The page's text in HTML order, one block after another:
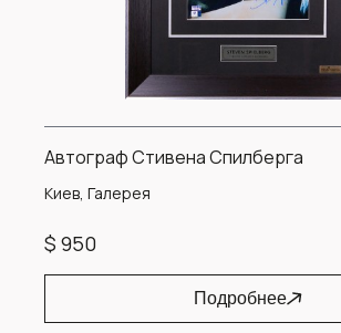
Автограф Стивена Спилберга
Киев, Галерея
$ 950
Подробнее